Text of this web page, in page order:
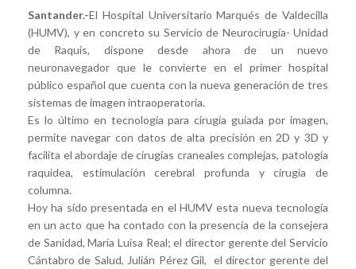
Santander.-El Hospital Universitario Marqués de Valdecilla
(HUMV), y en concreto su Servicio de Neurocirugía- Unidad
de Raquis, dispone desde ahora de un nuevo
neuronavegador que le convierte en el primer hospital
público español que cuenta con la nueva generación de tres
sistemas de imagen intraoperatoria.
Es lo último en tecnología para cirugía guiada por imagen,
permite navegar con datos de alta precisión en 2D y 3D y
facilita el abordaje de cirugías craneales complejas, patología
raquídea, estimulación cerebral profunda y cirugía de
columna.
Hoy ha sido presentada en el HUMV esta nueva tecnología
en un acto que ha contado con la presencia de la consejera
de Sanidad, María Luisa Real; el director gerente del Servicio
Cántabro de Salud, Julián Pérez Gil, el director gerente del